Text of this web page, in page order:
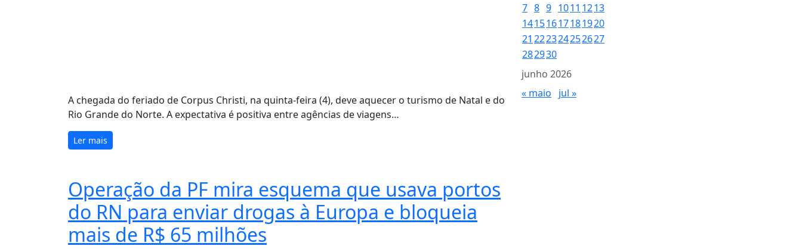
A chegada do feriado de Corpus Christi, na quinta-feira (4), deve aquecer o turismo de Natal e do
Rio Grande do Norte. A expectativa é positiva entre agências de viagens…
Ler mais
Operação da PF mira esquema que usava portos
do RN para enviar drogas à Europa e bloqueia
mais de R$ 65 milhões
junho 2026
7 8 9 1011 1213
14151617181920
21 222324252627
282930
« maio jul »